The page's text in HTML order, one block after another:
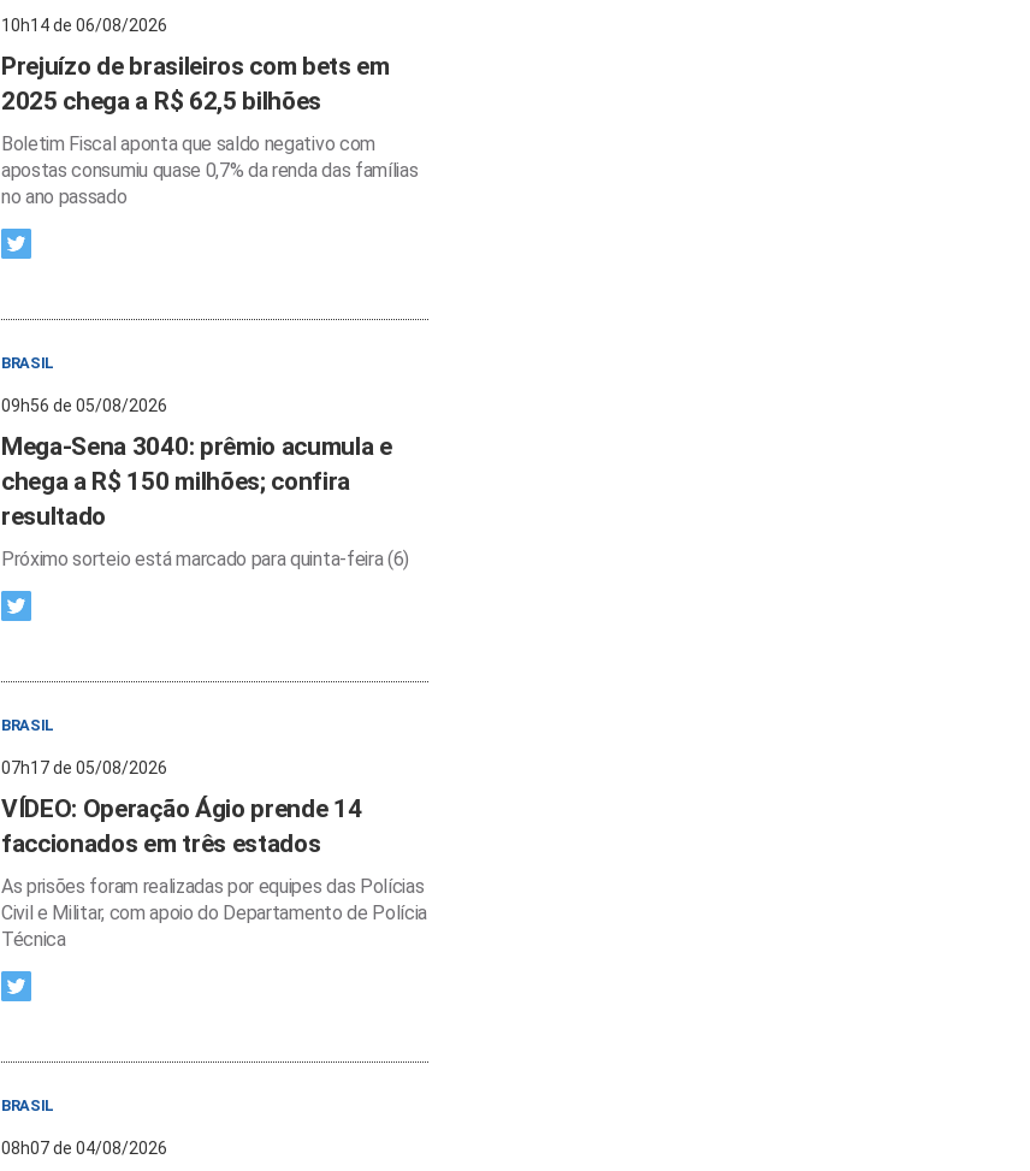
10h14 de 06/08/2026
Prejuízo de brasileiros com bets em
2025 chega a R$ 62,5 bilhões
Boletim Fiscal aponta que saldo negativo com
apostas consumiu quase 0,7% da renda das famílias
no ano passado
BRASIL
09h56 de 05/08/2026
Mega-Sena 3040: prêmio acumula e
chega a R$ 150 milhões; confira
resultado
Próximo sorteio está marcado para quinta-feira (6)
BRASIL
07h17 de 05/08/2026
VÍDEO: Operação Ágio prende 14
faccionados em três estados
As prisões foram realizadas por equipes das Polícias
Civil e Militar, com apoio do Departamento de Polícia
Técnica
BRASIL
08h07 de 04/08/2026